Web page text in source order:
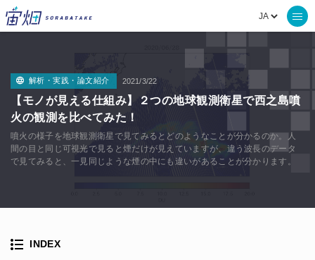
解析・実践・論文紹介 2021/3/22
【モノが見える仕組み】２つの地球観測衛星で西之島噴
火の観測を比べてみた！
噴火の様子を地球観測衛星で見てみるとどのようなことが分かるのか。人
間の目と同じ可視光で見ると煙だけが見えていますが、違う波長のデータ
で見てみると、一見同じような煙の中にも違いがあることが分かります。
INDEX